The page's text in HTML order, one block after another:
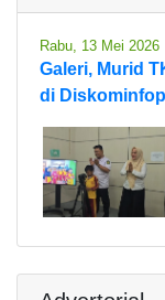
Rabu, 13 Mei 2026
Galeri, Murid
di